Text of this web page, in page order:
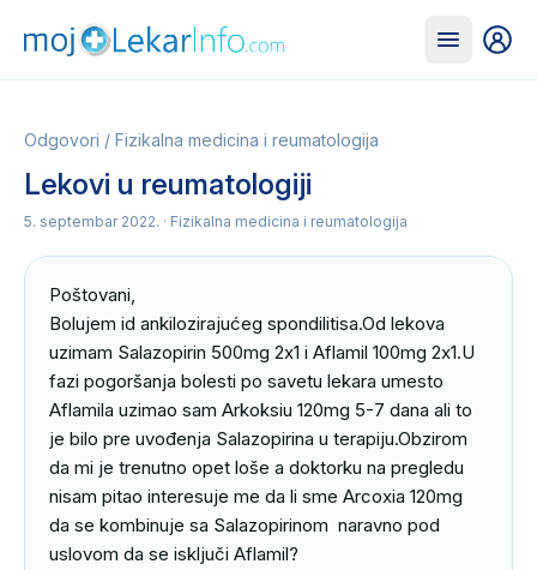
Odgovori / Fizikalna medicina i reumatologija
Lekovi u reumatologiji
5. septembar 2022. · Fizikalna medicina i reumatologija
Poštovani,
Bolujem id ankilozirajućeg spondilitisa.Od lekova
uzimam Salazopirin 500mg 2x1 i Aflamil 100mg 2x1.U
fazi pogoršanja bolesti po savetu lekara umesto
Aflamila uzimao sam Arkoksiu 120mg 5-7 dana ali to
je bilo pre uvođenja Salazopirina u terapiju.Obzirom
da mi je trenutno opet loše a doktorku na pregledu
nisam pitao interesuje me da li sme Arcoxia 120mg
da se kombinuje sa Salazopirinom  naravno pod
uslovom da se isključi Aflamil?